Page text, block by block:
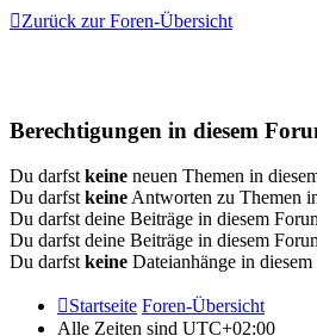
Zurück zur Foren-Übersicht
Berechtigungen in diesem
Du darfst keine neuen Themen in
Du darfst keine Antworten zu Themen
Du darfst deine Beiträge in diesem
Du darfst deine Beiträge in diesem
Du darfst keine Dateianhänge in
Startseite Foren-Übersicht
Alle Zeiten sind UTC+02:00